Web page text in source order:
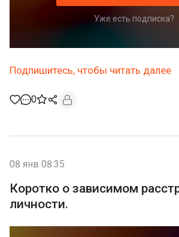
Уже есть подписка?
Подпишитесь, чтобы читать далее
0
08 янв 08:35
Коротко о зависимом
личности.